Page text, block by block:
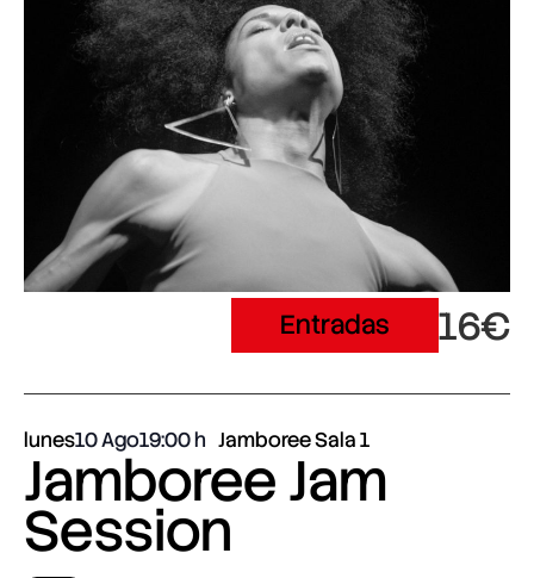
Entradas 16€
lunes10 Ago19:00 Jamboree Sala 1
Jamboree Jam
Session